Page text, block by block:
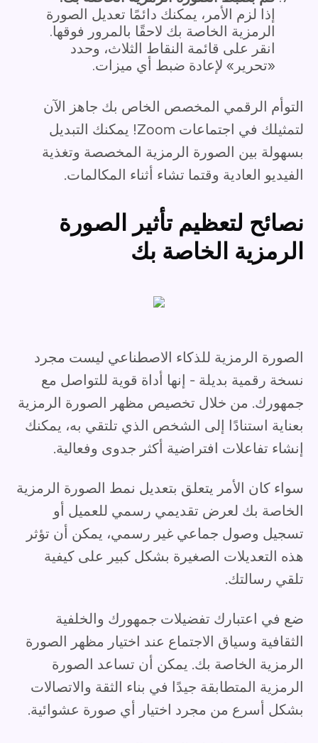
إذا لزم الأمر، يمكنك دائمًا تعديل الصورة
الرمزية الخاصة بك لاحقًا بالمرور فوقها.
انقر على قائمة النقاط الثلاث، وحدد
«تحرير» لإعادة ضبط أي ميزات.
التوأم الرقمي المخصص الخاص بك جاهز الآن
لتمثيلك في اجتماعات Zoom! يمكنك التبديل
بسهولة بين الصورة الرمزية المخصصة وتغذية
الفيديو العادية وقتما تشاء أثناء المكالمات.
نصائح لتعظيم تأثير الصورة
الرمزية الخاصة بك
الصورة الرمزية للذكاء الاصطناعي ليست مجرد
نسخة رقمية بديلة - إنها أداة قوية للتواصل مع
جمهورك. من خلال تخصيص مظهر الصورة الرمزية
بعناية استنادًا إلى الشخص الذي تلتقي به، يمكنك
إنشاء تفاعلات افتراضية أكثر جدوى وفعالية.
سواء كان الأمر يتعلق بتعديل نمط الصورة الرمزية
الخاصة بك لعرض تقديمي رسمي للعميل أو
تسجيل وصول جماعي غير رسمي، يمكن أن تؤثر
هذه التعديلات الصغيرة بشكل كبير على كيفية
تلقي رسالتك.
ضع في اعتبارك تفضيلات جمهورك والخلفية
الثقافية وسياق الاجتماع عند اختيار مظهر الصورة
الرمزية الخاصة بك. يمكن أن تساعد الصورة
الرمزية المتطابقة جيدًا في بناء الثقة والاتصالات
بشكل أسرع من مجرد اختيار أي صورة عشوائية.